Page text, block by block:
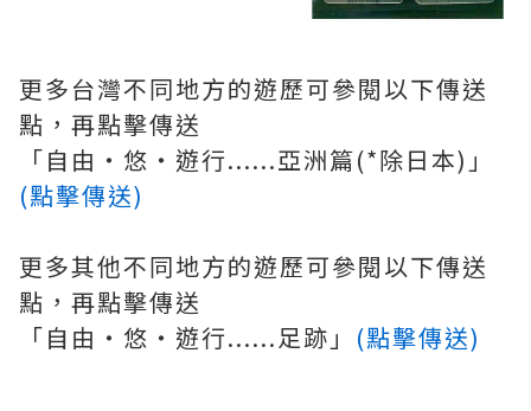
更多台灣不同地方的遊歷可參閱以下傳送
點，再點擊傳送
「自由‧悠‧遊行......亞洲篇(*除日本)」
(點擊傳送)
更多其他不同地方的遊歷可參閱以下傳送
點，再點擊傳送
「自由‧悠‧遊行......足跡」 (點擊傳送)